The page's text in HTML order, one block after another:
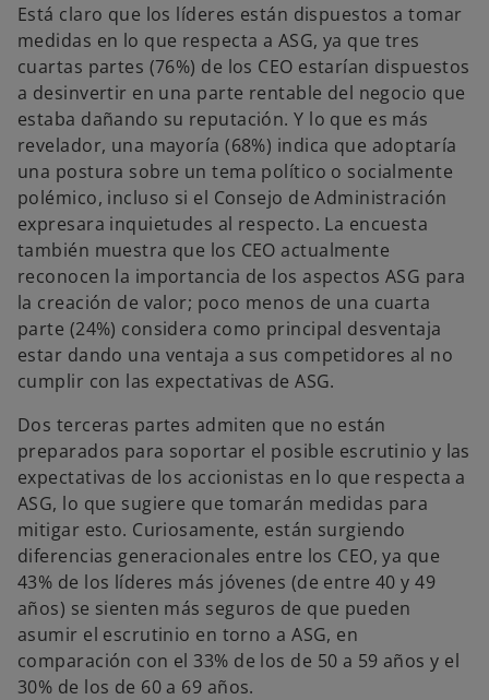
Está claro que los líderes están dispuestos a tomar
medidas en lo que respecta a ASG, ya que tres
cuartas partes (76%) de los CEO estarían dispuestos
a desinvertir en una parte rentable del negocio que
estaba dañando su reputación. Y lo que es más
revelador, una mayoría (68%) indica que adoptaría
una postura sobre un tema político o socialmente
polémico, incluso si el Consejo de Administración
expresara inquietudes al respecto. La encuesta
también muestra que los CEO actualmente
reconocen la importancia de los aspectos ASG para
la creación de valor; poco menos de una cuarta
parte (24%) considera como principal desventaja
estar dando una ventaja a sus competidores al no
cumplir con las expectativas de ASG.
Dos terceras partes admiten que no están
preparados para soportar el posible escrutinio y las
expectativas de los accionistas en lo que respecta a
ASG, lo que sugiere que tomarán medidas para
mitigar esto. Curiosamente, están surgiendo
diferencias generacionales entre los CEO, ya que
43% de los líderes más jóvenes (de entre 40 y 49
años) se sienten más seguros de que pueden
asumir el escrutinio en torno a ASG, en
comparación con el 33% de los de 50 a 59 años y el
30% de los de 60 a 69 años.